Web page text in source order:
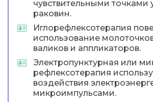
чувствительными
раковин.
Иглорефлексотерапия
использование
валиков и аппликаторов.
Электропунктурная или
рефлексотерапия
воздействия
микроимпульсами.